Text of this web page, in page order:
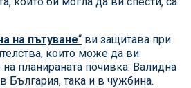
на пътуване“ ви защитава при
които може да ви
планираната почивка. Валидна
България, така и в чужбина.